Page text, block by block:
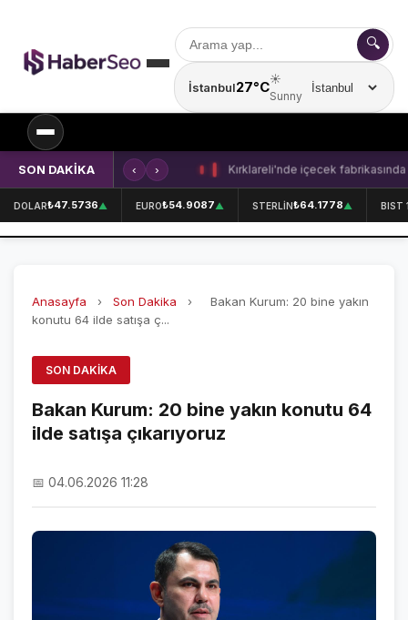
🔍
İstanbul27°C☀️
Sunny
Şehir seçin
SPOR
SPOR HABERLERİ
FENERBAHÇE
ÖZEL SAYFALAR
NAMAZ VAKİTLERİ
KRİPTO PARALAR
SON DAKİKA ‹ › Kırklareli'nde içecek fabrikasında
DOLAR₺47.5736▲ EURO₺54.9087▲ STERLİN₺64.1778▲ BIST
Anasayfa › Son Dakika ›
Bakan Kurum: 20 bine yakın
konutu 64 ilde satışa ç...
SON DAKIKA
Bakan Kurum: 20 bine yakın konutu 64
ilde satışa çıkarıyoruz
📅 04.06.2026 11:28